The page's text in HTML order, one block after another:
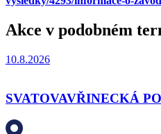
Akce v podobném
10.8.2026
SVATOVAVŘINECKÁ